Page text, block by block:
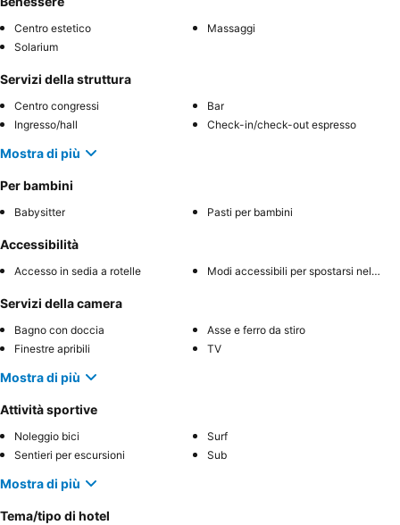
Centro estetico
Massaggi
Solarium
Servizi della struttura
Centro congressi
Bar
Ingresso/hall
Check-in/check-out espresso
Mostra di più
Per bambini
Babysitter Pasti per bambini
Accessibilità
Accesso in sedia a rotelle Modi accessibili per spostarsi nell'hotel
Servizi della camera
Bagno con doccia
Asse e ferro da stiro
Finestre apribili
TV
Mostra di più
Attività sportive
Noleggio bici
Surf
Sentieri per escursioni
Sub
Mostra di più
Tema/tipo di hotel